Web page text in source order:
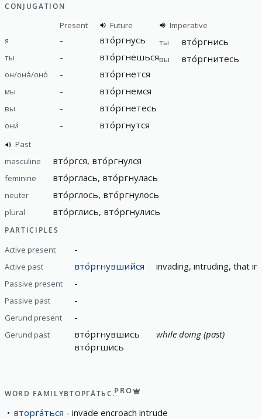
CONJUGATION
Present
Future
я
- вто́ргнусь
ты - вто́ргнешься
он/она́/оно́ - вто́ргнется
мы - вто́ргнемся
вы - вто́ргнетесь
они́ - вто́ргнутся
Imperative
ты
вто́ргнись
вы вто́ргнитесь
Past
masculine
вто́ргся, вто́ргнулся
feminine вто́рглась, вто́ргнулась
neuter вто́рглось, вто́ргнулось
plural вто́рглись, вто́ргнулись
PARTICIPLES
Active present -
Active past вто́ргнувшийся invading, intruding, that
Passive present -
Passive past -
Gerund present -
Gerund past
вто́ргнувшись
вто́ргшись
while doing (past)
WORD FAMILYВТОРГА́ТЬСЯPRO
вторга́ться invade encroach intrude